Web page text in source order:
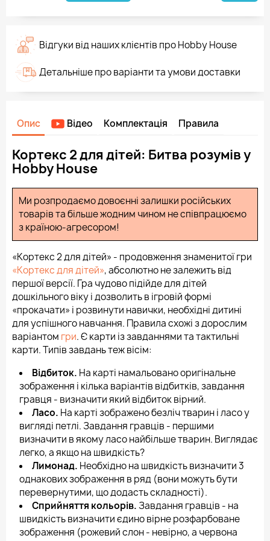
Відгуки від наших клієнтів про Hobby House
Детальніше про варіанти та умови доставки
Опис Відео Комплектація Правила
Кортекс 2 для дітей: Битва розумів у
Hobby House
Ми розпродаємо довоєнні залишки російських
товарів та більше жодним чином не співпрацюємо
з країною-агресором!
«Кортекс 2 для дітей» - продовження знаменитої гри
«Кортекс для дітей», абсолютно не залежить від
першої версії. Гра чудово підійде для дітей
дошкільного віку і дозволить в ігровій формі
«прокачати» і розвинути навички, необхідні дитині
для успішного навчання. Правила схожі з дорослим
варіантом гри. Є карти із завданнями та тактильні
карти. Типів завдань теж вісім:
Відбиток. На карті намальовано оригінальне
зображення і кілька варіантів відбитків, завдання
гравця - визначити який відбиток вірний.
Ласо. На карті зображено безліч тварин і ласо у
вигляді петлі. Завдання гравців - першими
визначити в якому ласо найбільше тварин. Виглядає
легко, а якщо на швидкість?
Лимонад. Необхідно на швидкість визначити 3
однакових зображення в ряд (вони можуть бути
перевернутими, що додасть складності).
Сприйняття кольорів.Завдання гравців - на
швидкість визначити єдино вірне розфарбоване
зображення (рожевий слон - невірно, а червона